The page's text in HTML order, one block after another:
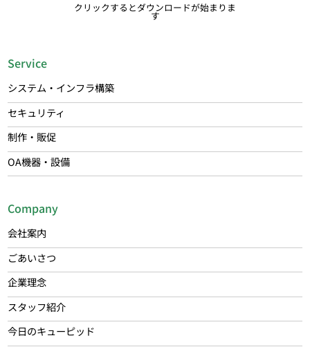
クリックするとダウンロードが始まりま
す
Service
システム・インフラ構築
セキュリティ
制作・販促
OA機器・設備
Company
会社案内
ごあいさつ
企業理念
スタッフ紹介
今日のキューピッド